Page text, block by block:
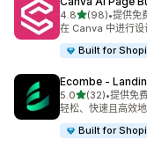
4.8星（满分 5 星）
(98)
总共 98 条评论
•提供免
在 Canva 中进行设
Built for
Ecombe ‑
5.0星（满分 5 星）
(32)
总共 32 条评论
•提供免
轻松、快速且高效
Built for